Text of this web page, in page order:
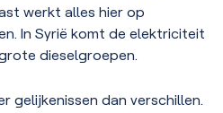
werkt alles hier op
In Syrië komt de elektriciteit
dieselgroepen.
gelijkenissen dan verschillen.